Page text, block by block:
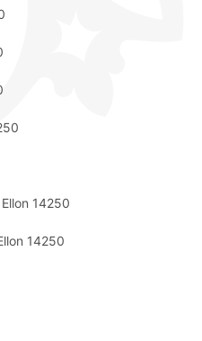
14250
14250